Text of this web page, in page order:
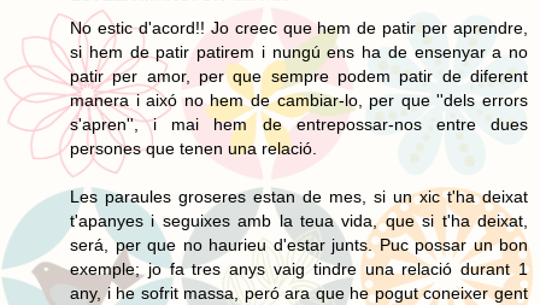
No estic d'acord!! Jo creec que hem de patir per aprendre,
si hem de patir patirem i nungú ens ha de ensenyar a no
patir per amor, per que sempre podem patir de diferent
manera i aixó no hem de cambiar-lo, per que ''dels errors
s'apren'', i mai hem de entrepossar-nos entre dues
persones que tenen una relació.
Les paraules groseres estan de mes, si un xic t'ha deixat
t'apanyes i seguixes amb la teua vida, que si t'ha deixat,
será, per que no haurieu d'estar junts. Puc possar un bon
exemple; jo fa tres anys vaig tindre una relació durant 1
any, i he sofrit massa, peró ara que he pogut coneixer gent